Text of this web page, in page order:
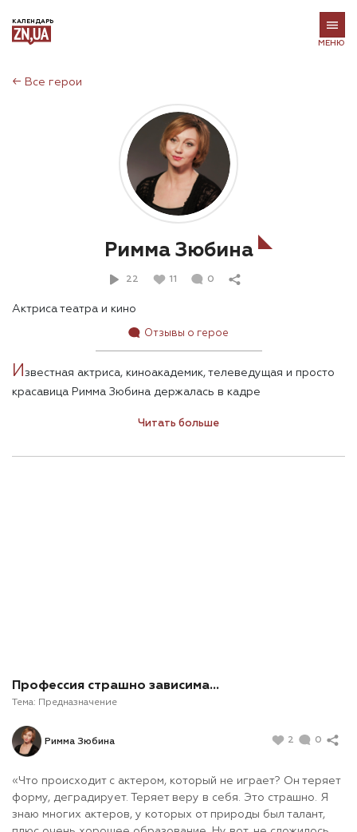
КАЛЕНДАРЬ
МЕНЮ
← Все герои
Римма Зюбина
22 11 0
Актриса театра и кино
Отзывы о герое
И звестная актриса, киноакадемик, телеведущая и просто
красавица Римма Зюбина держалась в кадре
разговора пролетели, как минута, и было очевидно, что
обычно зевающая, тоже оставалась в приподнятом
Читать больше
Профессия страшно зависима…
Тема: Предназначение
Римма Зюбина 2 0
«Что происходит с актером, который не играет? Он теряет
форму, деградирует. Теряет веру в себя. Это страшно. Я
знаю многих актеров, у которых от природы был талант,